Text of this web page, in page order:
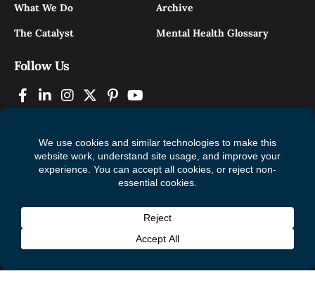
What We Do
The Catalyst
Archive
Mental Health Glossary
Follow Us